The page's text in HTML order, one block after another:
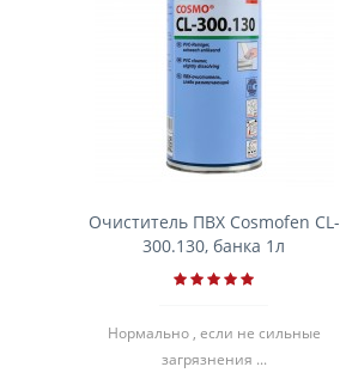
Очиститель ПВХ Cosmofen CL-
300.130, банка 1л
Нормально , если не сильные
загрязнения ...